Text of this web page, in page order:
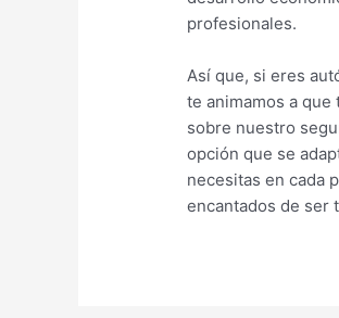
profesionales.
Así que, si eres
te animamos a
sobre nuestro
opción que se
necesitas en cada
encantados de ser